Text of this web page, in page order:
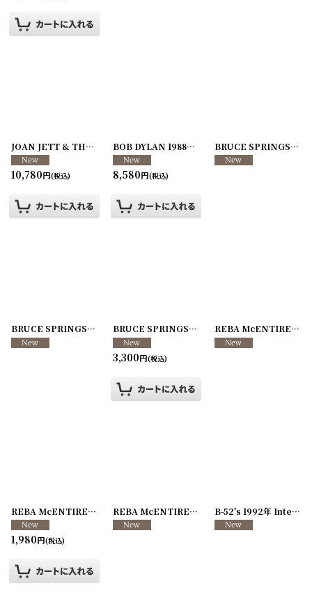
JOAN JETT & THE BLACKHEARTS 1982年 I Love Rock N Roll Tour
10,780円(税込)
BOB DYLAN 1988年 88 US Tour [260107-48]
8,580円(税込)
BRUCE SPRINGSTEEN 1980年 The River Tour RADIO PASS
BRUCE SPRINGSTEEN 1981年 Rosemont Horizon, Chicago RADIO PASS ASIS... BRUCE SPRINGSTEEN 1991-1992年 World Tour
3,300円(税込)
REBA McENTIRE 1988年 Starwood Amphitheatre Concert 95FM Radio Pass
REBA McENTIRE 1990年 International Fan Club ノベルティ [260107-43
1,980円(税込)
REBA McENTIRE 1990年 Rumor Has It Tour B-52's 1992年 Interdimensional Tourgasm Tour